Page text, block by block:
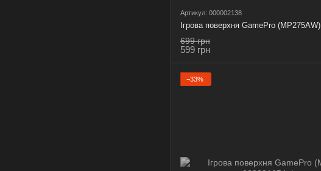
Артикул: 000002138
Ігрова поверхня GamePro (MP275AW)
699 грн
599 грн
−33%